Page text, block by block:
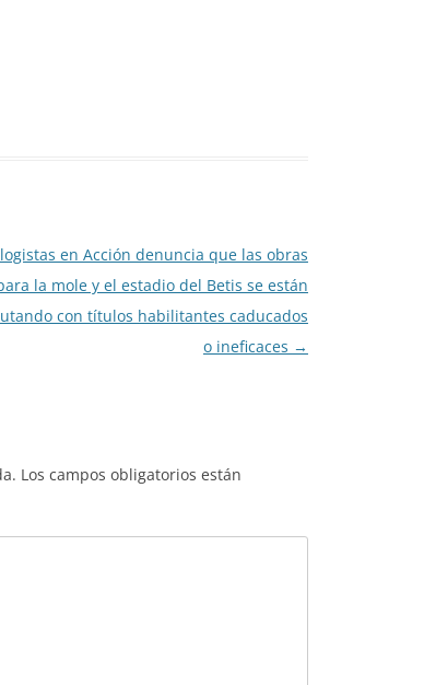
en Acción denuncia que las obras
la mole y el estadio del Betis se están
con títulos habilitantes caducados
o ineficaces →
Los campos obligatorios están